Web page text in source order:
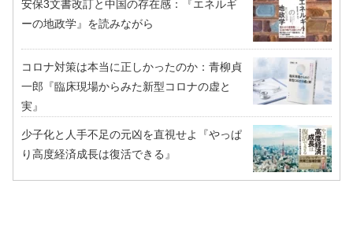
安保3文書改訂と中国の存在感：『エネルギ
ーの地政学』を読みながら
コロナ対策は本当に正しかったのか：青柳貞
一郎『臨床現場からみた新型コロナの虚と
実』
少子化と人手不足の元凶を直視せよ『やっぱ
り高度経済成長は復活できる』